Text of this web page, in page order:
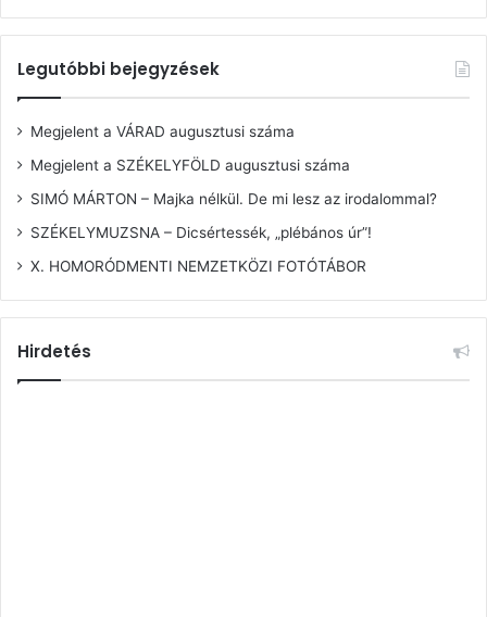
Legutóbbi bejegyzések
Megjelent a VÁRAD augusztusi száma
Megjelent a SZÉKELYFÖLD augusztusi száma
SIMÓ MÁRTON – Majka nélkül. De mi lesz az irodalommal?
SZÉKELYMUZSNA – Dicsértessék, „plébános úr”!
X. HOMORÓDMENTI NEMZETKÖZI FOTÓTÁBOR
Hirdetés